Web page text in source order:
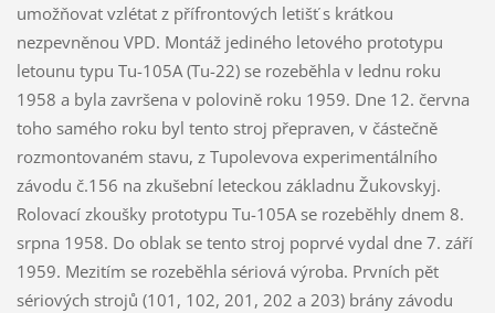
umožňovat vzlétat z přífrontových letišť s krátkou
nezpevněnou VPD. Montáž jediného letového prototypu
letounu typu Tu-105A (Tu-22) se rozeběhla v lednu roku
1958 a byla završena v polovině roku 1959. Dne 12. června
toho samého roku byl tento stroj přepraven, v částečně
rozmontovaném stavu, z Tupolevova experimentálního
závodu č.156 na zkušební leteckou základnu Žukovskyj.
Rolovací zkoušky prototypu Tu-105A se rozeběhly dnem 8.
srpna 1958. Do oblak se tento stroj poprvé vydal dne 7. září
1959. Mezitím se rozeběhla sériová výroba. Prvních pět
sériových strojů (101, 102, 201, 202 a 203) brány závodu